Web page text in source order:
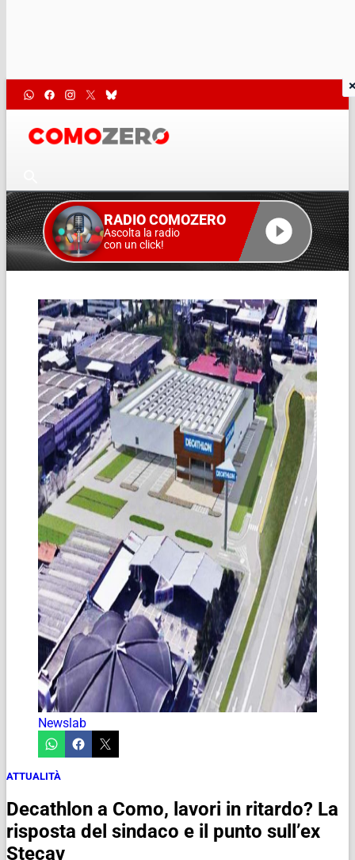
RADIO COMOZERO
Ascolta la radio
con un click!
Newslab
ATTUALITÀ
Decathlon a Como, lavori in ritardo? La
risposta del sindaco e il punto sull’ex
Stecav